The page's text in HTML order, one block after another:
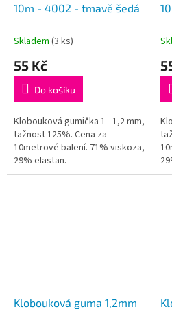
10m - 4002 - tmavě šedá
Skladem (3 ks)
55 Kč
Do košíku
Klobouková gumička 1 - 1,2 mm,
tažnost 125%. Cena za
10metrové balení. 71% viskoza,
29% elastan.
Klobouková guma 1,2mm